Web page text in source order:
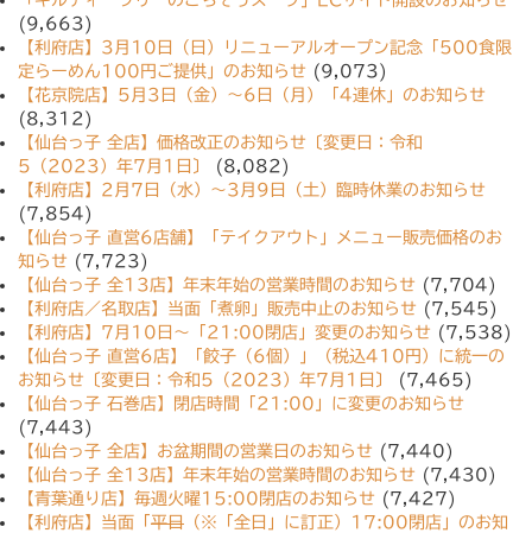
(9,663)
【利府店】3月10日（日）リニューアルオープン記念「500食限
定らーめん100円ご提供」のお知らせ (9,073)
【花京院店】5月3日（金）〜6日（月）「4連休」のお知らせ
(8,312)
【仙台っ子 全店】価格改正のお知らせ〔変更日：令和
5（2023）年7月1日〕
(8,082)
【利府店】2月7日（水）〜3月9日（土）臨時休業のお知らせ
(7,854)
【仙台っ子 直営6店舗】「テイクアウト」メニュー販売価格のお
知らせ (7,723)
【仙台っ子 全13店】年末年始の営業時間のお知らせ (7,704)
【利府店／名取店】当面「煮卵」販売中止のお知らせ (7,545)
【利府店】7月10日〜「21:00閉店」変更のお知らせ (7,538)
【仙台っ子 直営6店】「餃子（6個）」（税込410円）に統一の
お知らせ〔変更日：令和5（2023）年7月1日〕
(7,465)
【仙台っ子 石巻店】閉店時間「21:00」に変更のお知らせ
(7,443)
【仙台っ子 全店】お盆期間の営業日のお知らせ (7,440)
【仙台っ子 全13店】年末年始の営業時間のお知らせ (7,430)
【青葉通り店】毎週火曜15:00閉店のお知らせ (7,427)
【利府店】当面「 平日 （※「全日」に訂正）17:00閉店」のお知